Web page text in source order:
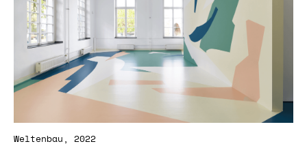
Weltenbau, 2022